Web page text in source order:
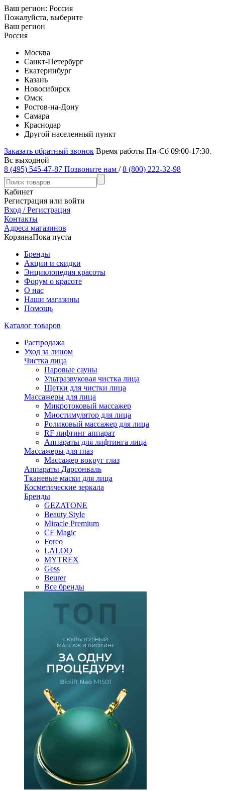
Ваш регион: Россия
Пожалуйста, выберите
Ваш регион
Россия
Москва
Санкт-Петербург
Екатеринбург
Казань
Новосибирск
Омск
Ростов-на-Дону
Самара
Краснодар
Другой населенный пункт
Заказать обратный звонок Время работы Пн-Сб 09:00-17:30.
Вс выходной
8 (495) 545-47-87 Позвоните нам / 8 (800) 222-32-98
Кабинет
Регистрация или войти
Вход / Регистрация
Контакты
Адреса магазинов
КорзинаПока пуста
Бренды
Акции и скидки
Энциклопедия красоты
Форум о красоте
О нас
Наши магазины
Помощь
Каталог товаров
Распродажа
Уход за лицом
Чистка лица
Паровые сауны
Ультразвуковая чистка лица
Щетки для чистки лица
Массажеры для лица
Микротоковый массажер
Миостимулятор для лица
Роликовый массажер для лица
RF лифтинг аппарат
Аппараты для лифтинга лица
Массажеры для глаз
Массажер вокруг глаз
Аппараты Дарсонваль
Тканевые маски для лица
Косметические зеркала
Бренды
GEZATONE
Beauty Style
Miracle Premium
CF Magic
Foreo
LALOO
MYTREX
Gess
Beurer
Все бренды